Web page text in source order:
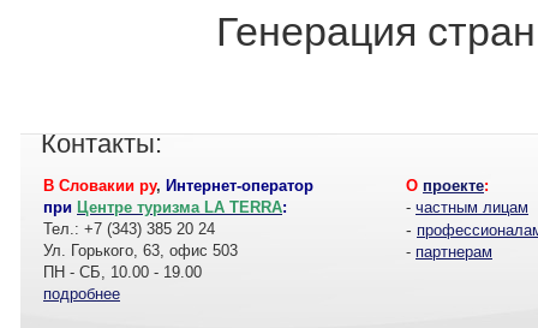
Генерация
Контакты:
В Словакии ру, Интернет-оператор
при Центре туризма LA TERRA:
Тел.: +7 (343) 385 20 24
Ул. Горького, 63, офис 503
ПН - СБ, 10.00 - 19.00
подробнее
О проекте:
- частным лицам
-
- партнерам